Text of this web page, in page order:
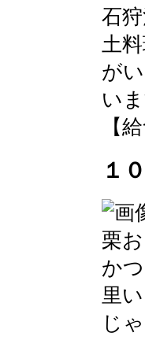
石
土
が
いま
【
１
栗
か
里
じ